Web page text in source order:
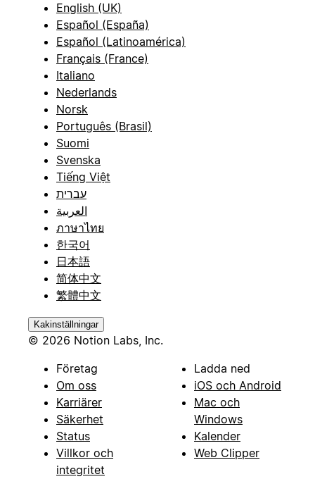
English (UK)
Español (España)
Español (Latinoamérica)
Français (France)
Italiano
Nederlands
Norsk
Português (Brasil)
Suomi
Svenska
Tiếng Việt
עברית
العربية
ภาษาไทย
한국어
日本語
简体中文
繁體中文
Kakinställningar
© 2026 Notion Labs, Inc.
Företag
Om oss
Karriärer
Säkerhet
Status
Villkor och
integritet
Ladda ned
iOS och Android
Mac och
Windows
Kalender
Web Clipper